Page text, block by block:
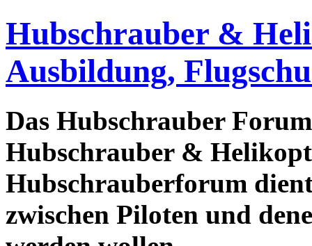
Hubschrauber &
Ausbildung,
Das Hubschrauber
Hubschrauber &
Hubschrauberforum
zwischen Piloten und